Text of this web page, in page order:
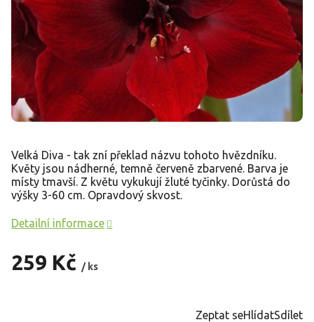
259 Kč / ks
Velká Diva - tak zní překlad názvu tohoto hvězdníku.
Květy jsou nádherné, temně červeně zbarvené. Barva je
místy tmavší. Z květu vykukují žluté tyčinky. Dorůstá do
výšky 3-60 cm. Opravdový skvost.
Detailní informace
Zeptat seHlídatSdílet